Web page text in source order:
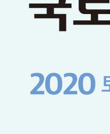
】韓国消費者院が『クー
東部では干ばつ
搭載の次世代駆逐艦「
ォン安が急進！ 日米の
』車への補助金を全廃 ⇒
ティールが着韓！⇒ さっ